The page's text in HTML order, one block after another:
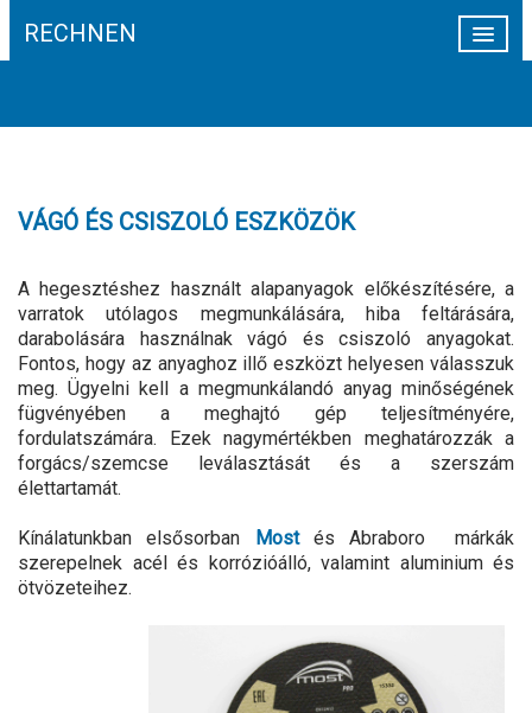
RECHNEN
CÉGINFORMÁCIÓ
WEBSHOP
REFERENCIÁK
KAPCSOLAT
VÁGÓ ÉS CSISZOLÓ ESZKÖZÖK
A hegesztéshez használt alapanyagok előkészítésére, a
varratok utólagos megmunkálására, hiba feltárására,
darabolására használnak vágó és csiszoló anyagokat.
Fontos, hogy az anyaghoz illő eszközt helyesen válasszuk
meg. Ügyelni kell a megmunkálandó anyag minőségének
fügvényében a meghajtó gép teljesítményére,
fordulatszámára. Ezek nagymértékben meghatározzák a
forgács/szemcse leválasztását és a szerszám
élettartamát.
Kínálatunkban elsősorban Mostés Abraboro márkák
szerepelnek acél és korrózióálló, valamint aluminium és
ötvözeteihez.